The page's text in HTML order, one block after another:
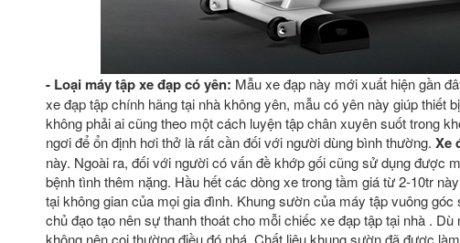
- Loại máy tập xe đạpcó yên: Mẫu xe đạp này mới xuất hiện gần
xe đạp tập chính hãng tại nhà không yên, mẫu có yên này giúp thiết
không phải ai cũng theo một cách luyện tập chân xuyên suốt trong
ngơi để ổn định hơi thở là rất cần đối với người dùng bình thường. Xe
này. Ngoài ra, đối với người có vấn đề khớp gối cũng sử dụng được
bệnh tình thêm nặng. Hầu hết các dòng xe trong tầm giá từ 2-10tr
tại không gian của mọi gia đình. Khung sườn của máy tập vuông
chủ đạo tạo nên sự thanh thoát cho mỗi chiếc xe đạp tập tại nhà .
không nên coi thường điều đó nhá. Chất liệu khung sườn đã được